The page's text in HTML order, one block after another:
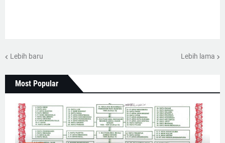
Lebih baru Lebih lama
Most Popular